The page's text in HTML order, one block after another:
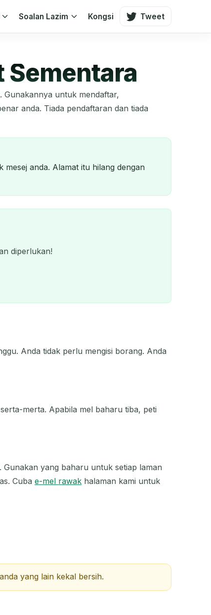
Soalan Lazim Kongsi Tweet
Sementara
Gunakannya untuk mendaftar,
anda. Tiada pendaftaran dan tiada
anda. Alamat itu hilang dengan
diperlukan!
TINDAKAN
Anda tidak perlu mengisi borang. Anda
merta. Apabila mel baharu tiba, peti
yang baharu untuk setiap laman
Cuba e-mel rawak halaman kami untuk
yang lain kekal bersih.